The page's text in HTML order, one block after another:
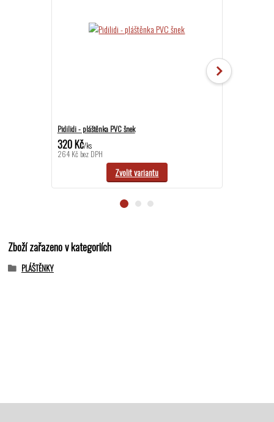
Pidilidi - pláštěnka PVC šnek
320 Kč/ks
264 Kč bez DPH
Zvolit variantu
Zboží zařazeno v kategoriích
PLÁŠTĚNKY